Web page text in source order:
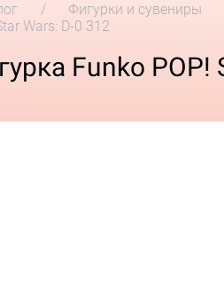
Фигурки и сувениры
Wars: D-0 312
Funko POP!